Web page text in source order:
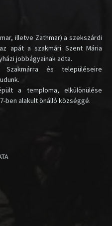
illetve Zathmar) a szekszárdi
apát a szakmári Szent Mária
jobbágyainak adta.
és településeire
a temploma, elkülönülése
ben alakult önálló községgé.